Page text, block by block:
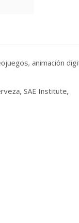
animación
SAE Institute,